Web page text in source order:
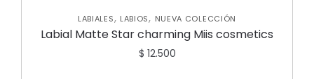
LABIALES, LABIOS, NUEVA COLECCIÓN
Labial Matte Star charming Miis cosmetics
$ 12.500